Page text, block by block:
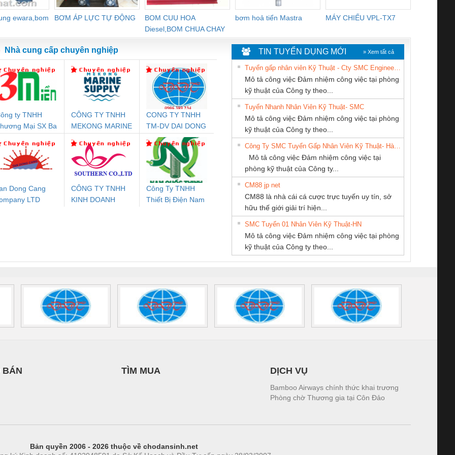
ewara,bom
BƠM ÁP LỰC TỰ ĐỘNG
BOM CUU HOA
Diesel,BOM CHUA CHAY
bơm hoả tiển Mastra MÁY CHIẾU VPL-TX7
An Toàn
Contact
1NO-
24DC-SP -
Rơ Le An Toàn
Phoenix Contact
PSR-SCP-
24UC/ESL4/3X1/1X2/B
- 2981059
Điện AC
Mô-đun Ắc Quy UPS
Bộ Lặp Tín Hiệu
PROFIBUS Phoenix
Contact PSI-REP-
PROFIBUS/12MB -
2708863
Rơ Le An Toàn
Phoenix Contact
2986960 – PSR-
SCP-
24DC/FSP/2X1/1X2
Rơ Le An Toàn
Bộ giám sát chuỗi
tấm pin
TRANSCLINIC 16I+
1K5 H (2502520000)
Bộ giám sát chuỗi
tấm pin
TRANSCLINIC 16I+
1K5 L (2433950000)
Bộ giám sát dòng
TRANSCLINIC 16I+
(2008130000)
Bộ chỉnh lưu nguồn
điện TRANSCLINIC
BKE 1K5.4
(7791400879)2. Giá
Nẹp nhôm chống
trơn Đà Nẵng
Nhà cung cấp chuyên nghiệp
ty TNHH
Mại SX Ba
CÔNG TY TNHH
MEKONG MARINE
CONG TY TNHH
TM-DV DAI DONG
THANH
Dong Cang
LTD
CÔNG TY TNHH
KINH DOANH
Công Ty TNHH
Thiết Bị Điện Nam
Cty TNHH TM QC
Ba Miền
CÔNG TY TNHH
THƯƠNG MẠI
DỊCH VỤ KỸ
THUẬT ĐIỆN CƠ
GIA HƯNG PHÁT
CÔNG TY TNHH
THIÊN ÂN VIỆT
NAM
CÔNG TY TNHH
KỸ THUẬT KTECH
VIỆT NAM
PHẦN DÂY VÀ
CÁP ĐIỆN
THƯỢNG ĐÌNH
THIẾT BỊ CÔNG
NAM
TIN TUYỂN DỤNG MỚI » Xem tất cả
Mô tả công việc Đảm nhiệm công việc tại phòng
kỹ thuật của Công ty theo...
Tuyển Nhanh Nhân Viên Kỹ Thuật- SMC
Mô tả công việc Đảm nhiệm công việc tại phòng
kỹ thuật của Công ty theo...
Mô tả công việc Đảm nhiệm công việc tại
phòng kỹ thuật của Công ty...
CM88 jp net
CM88 là nhà cái cá cược trực tuyến uy tín, sở
hữu thế giới giải trí hiện...
SMC Tuyển 01 Nhân Viên Kỹ Thuật-HN
Mô tả công việc Đảm nhiệm công việc tại phòng
kỹ thuật của Công ty theo...
BÁN TÌM MUA DỊCH VỤ
Bamboo Airways chính thức khai trương
Phòng chờ Thương gia tại Côn Đảo
Bản quyền 2006 - 2026 thuộc về chodansinh.net